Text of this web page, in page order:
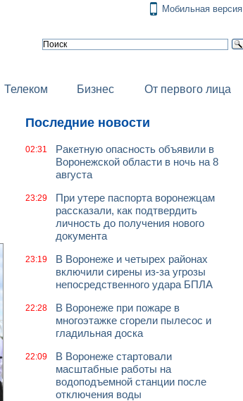
Мобильная версия
Телеком Бизнес От первого лица
Последние новости
02:31
Ракетную опасность объявили в
Воронежской области в ночь на 8
августа
23:29
При утере паспорта воронежцам
рассказали, как подтвердить
личность до получения нового
документа
23:19
В Воронеже и четырех районах
включили сирены из-за угрозы
непосредственного удара БПЛА
22:28
В Воронеже при пожаре в
многоэтажке сгорели пылесос и
гладильная доска
22:09
В Воронеже стартовали
масштабные работы на
водоподъемной станции после
отключения воды